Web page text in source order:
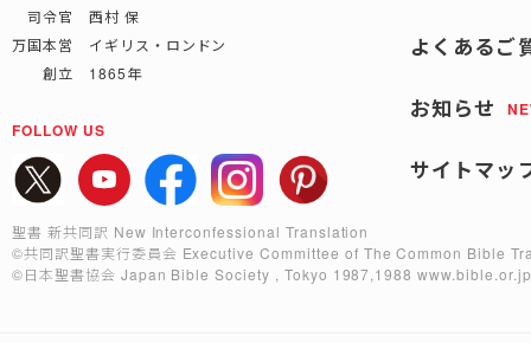
司令官 西村 保
万国本営 イギリス・ロンドン
創立 1865年
FOLLOW US
よくあるご
お知らせ
サイトマッ
聖書 新共同訳 New Interconfessional Translation
©共同訳聖書実行委員会 Executive Committee of The Common Bible
©日本聖書協会 Japan Bible Society , Tokyo 1987,1988www.bible.or.jp